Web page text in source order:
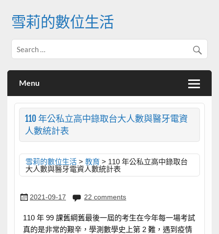
content雪莉的數位生活
Menu
110 年公私立高中錄取台大人數與醫牙電資
人數統計表
雪莉的數位生活 >教育 > 110 年公私立高中錄取台
大人數與醫牙電資人數統計表
2021-09-17 22 comments
110 年 99 課舊綱舊最後一屆的考生在今年每一場考試
真的是非常的艱辛，學測數學史上第 2 難，遇到疫情